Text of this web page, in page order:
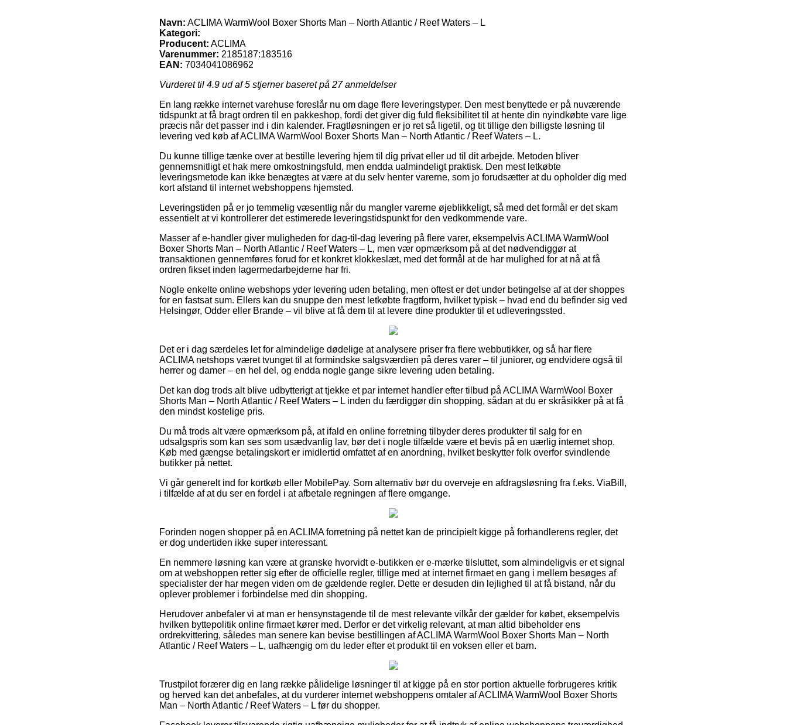
Navn: ACLIMA WarmWool Boxer Shorts Man – North Atlantic / Reef Waters – L
Kategori:
Producent: ACLIMA
Varenummer: 2185187:183516
EAN: 7034041086962
Vurderet til 4.9 ud af 5 stjerner baseret på 27anmeldelser
En lang række internet varehuse foreslår nu om dage flere leveringstyper. Den mest benyttede er på nuværende
tidspunkt at få bragt ordren til en pakkeshop, fordi det giver dig fuld fleksibilitet til at hente din nyindkøbte vare lige
præcis når det passer ind i din kalender. Fragtløsningen er jo ret så ligetil, og tit tillige den billigste løsning til
levering ved køb af ACLIMA WarmWool Boxer Shorts Man – North Atlantic / Reef Waters – L.
Du kunne tillige tænke over at bestille levering hjem til dig privat eller ud til dit arbejde. Metoden bliver
gennemsnitligt et hak mere omkostningsfuld, men endda ualmindeligt praktisk. Den mest letkøbte
leveringsmetode kan ikke benægtes at være at du selv henter varerne, som jo forudsætter at du opholder dig med
kort afstand til internet webshoppens hjemsted.
Leveringstiden på er jo temmelig væsentlig når du mangler varerne øjeblikkeligt, så med det formål er det skam
essentielt at vi kontrollerer det estimerede leveringstidspunkt for den vedkommende vare.
Masser af e-handler giver muligheden for dag-til-dag levering på flere varer, eksempelvis ACLIMA WarmWool
Boxer Shorts Man – North Atlantic / Reef Waters – L, men vær opmærksom på at det nødvendiggør at
transaktionen gennemføres forud for et konkret klokkeslæt, med det formål at de har mulighed for at nå at få
ordren fikset inden lagermedarbejderne har fri.
Nogle enkelte online webshops yder levering uden betaling, men oftest er det under betingelse af at der shoppes
for en fastsat sum. Ellers kan du snuppe den mest letkøbte fragtform, hvilket typisk – hvad end du befinder sig ved
Helsingør, Odder eller Brande – vil blive at få dem til at levere dine produkter til et udleveringssted.
Det er i dag særdeles let for almindelige dødelige at analysere priser fra flere webbutikker, og så har flere
ACLIMA netshops været tvunget til at formindske salgsværdien på deres varer – til juniorer, og endvidere også til
herrer og damer – en hel del, og endda nogle gange sikre levering uden betaling.
Det kan dog trods alt blive udbytterigt at tjekke et par internet handler efter tilbud på ACLIMA WarmWool Boxer
Shorts Man – North Atlantic / Reef Waters – L inden du færdiggør din shopping, sådan at du er skråsikker på at få
den mindst kostelige pris.
Du må trods alt være opmærksom på, at ifald en online forretning tilbyder deres produkter til salg for en
udsalgspris som kan ses som usædvanlig lav, bør det i nogle tilfælde være et bevis på en uærlig internet shop.
Køb med gængse betalingskort er imidlertid omfattet af en anordning, hvilket beskytter folk overfor svindlende
butikker på nettet.
Vi går generelt ind for kortkøb eller MobilePay. Som alternativ bør du overveje en afdragsløsning fra f.eks. ViaBill,
i tilfælde af at du ser en fordel i at afbetale regningen af flere omgange.
Forinden nogen shopper på en ACLIMA forretning på nettet kan de principielt kigge på forhandlerens regler, det
er dog undertiden ikke super interessant.
En nemmere løsning kan være at granske hvorvidt e-butikken er e-mærke tilsluttet, som almindeligvis er et signal
om at webshoppen retter sig efter de officielle regler, tillige med at internet firmaet en gang i mellem besøges af
specialister der har megen viden om de gældende regler. Dette er desuden din lejlighed til at få bistand, når du
oplever problemer i forbindelse med din shopping.
Herudover anbefaler vi at man er hensynstagende til de mest relevante vilkår der gælder for købet, eksempelvis
hvilken byttepolitik online firmaet kører med. Derfor er det virkelig relevant, at man altid bibeholder ens
ordrekvittering, således man senere kan bevise bestillingen af ACLIMA WarmWool Boxer Shorts Man – North
Atlantic / Reef Waters – L, uafhængig om du leder efter et produkt til en voksen eller et barn.
Trustpilot forærer dig en lang række pålidelige løsninger til at kigge på en stor portion aktuelle forbrugeres kritik
og herved kan det anbefales, at du vurderer internet webshoppens omtaler af ACLIMA WarmWool Boxer Shorts
Man – North Atlantic / Reef Waters – L før du shopper.